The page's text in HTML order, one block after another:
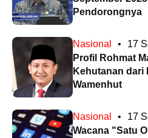
Pendorongnya
Nasional •
17
Profil Rohmat
Kehutanan dari
Wamenhut
Nasional •
17
Wacana "Satu